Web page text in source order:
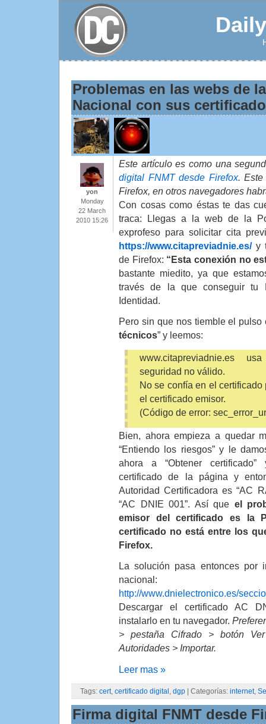
Problemas en las webs de
Nacional con sus
yon
Monday
22 March
2010 15:26
Este artículo es como una
digital FNMT desde Firefox. Este
Firefox, en otros navegadores
Con cosas como éstas te das
traca: Llegas a la web de la
exprofeso para solicitar cita
https://www.citapreviadnie.es/y
de Firefox: “Esta conexión no
bastante miedito, ya que
través de la que conseguir tu
Identidad.
Pero sin que nos tiemble el pulso
técnicos” y leemos:
www.citapreviadnie.es
seguridad no válido.
No se confía en el
el certificado emisor.
(Código de error:
Bien, ahora empieza a quedar
“Entiendo los riesgos” y le
ahora a “Obtener
certificado de la página y
Autoridad Certificadora es “AC
“AC DNIE 001”. Así que el
emisor del certificado es la
certificado no está entre los
Firefox.
La solución pasa entonces
nacional:
http://www.dnielectronico.es/
Descargar el certificado AC
instalarlo en tu navegador.
> pestaña Cifrado > botón
Autoridades > Importar.
Leer mas »
Tags: cert, certificado digital , dgp | Categorías: internet,
Firma digital FNMT desde